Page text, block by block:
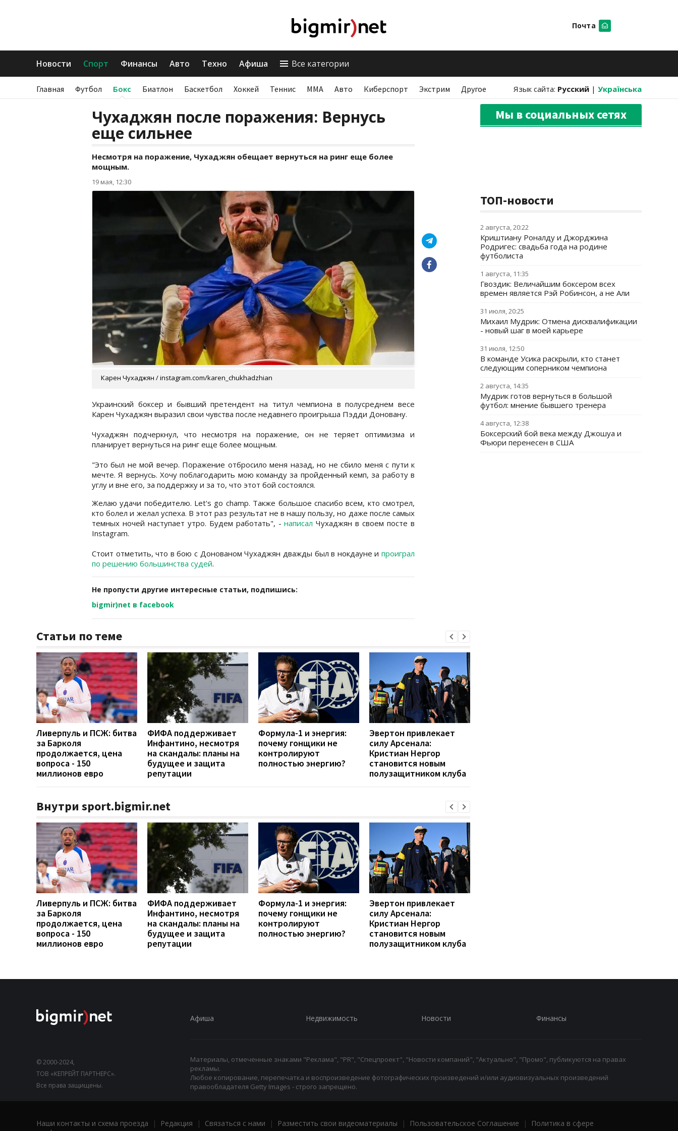
Почта
Новости Спорт Финансы Авто Техно Афиша Все категории
Главная Футбол Бокс Биатлон Баскетбол Хоккей Теннис ММА Авто Киберспорт Экстрим Другое Язык сайта: Русский | Українська
Чухаджян после поражения: Вернусь
еще сильнее
Несмотря на поражение, Чухаджян обещает вернуться на ринг еще более
мощным.
19 мая, 12:30
Карен Чухаджян / instagram.com/karen_chukhadzhian
Украинский боксер и бывший претендент на титул чемпиона в полусреднем весе
Карен Чухаджян выразил свои чувства после недавнего проигрыша Пэдди Доновану.
Чухаджян подчеркнул, что несмотря на поражение, он не теряет оптимизма и
планирует вернуться на ринг еще более мощным.
"Это был не мой вечер. Поражение отбросило меня назад, но не сбило меня с пути к
мечте. Я вернусь. Хочу поблагодарить мою команду за пройденный кемп, за работу в
углу и вне его, за поддержку и за то, что этот бой состоялся.
Желаю удачи победителю. Let's go champ. Также большое спасибо всем, кто смотрел,
кто болел и желал успеха. В этот раз результат не в нашу пользу, но даже после самых
темных ночей наступает утро. Будем работать", -написал Чухаджян в своем посте в
Instagram.
Стоит отметить, что в бою с Донованом Чухаджян дважды был в нокдауне и проиграл
по решению большинства судей.
Не пропусти другие интересные статьи, подпишись:
bigmir)net в facebook
Статьи по теме
Ливерпуль и ПСЖ: битва
за Барколя
продолжается, цена
вопроса - 150
миллионов евро
ФИФА поддерживает
Инфантино, несмотря
на скандалы: планы на
будущее и защита
репутации
Формула-1 и энергия:
почему гонщики не
контролируют
полностью энергию?
Эвертон привлекает
силу Арсенала:
Кристиан Нергор
становится новым
полузащитником клуба
Внутри sport.bigmir.net
Ливерпуль и ПСЖ: битва
за Барколя
продолжается, цена
вопроса - 150
миллионов евро
ФИФА поддерживает
Инфантино, несмотря
на скандалы: планы на
будущее и защита
репутации
Формула-1 и энергия:
почему гонщики не
контролируют
полностью энергию?
Эвертон привлекает
силу Арсенала:
Кристиан Нергор
становится новым
полузащитником клуба
Мы в социальных сетях
ТОП-новости
2 августа, 20:22
Криштиану Роналду и Джорджина
Родригес: свадьба года на родине
футболиста
1 августа, 11:35
Гвоздик: Величайшим боксером всех
времен является Рэй Робинсон, а не Али
31 июля, 20:25
Михаил Мудрик: Отмена дисквалификации
- новый шаг в моей карьере
31 июля, 12:50
В команде Усика раскрыли, кто станет
следующим соперником чемпиона
2 августа, 14:35
Мудрик готов вернуться в большой
футбол: мнение бывшего тренера
4 августа, 12:38
Боксерский бой века между Джошуа и
Фьюри перенесен в США
© 2000-2024,
ТОВ «КЕПРЕЙТ ПАРТНЕРС».
Все права защищены.
Афиша Недвижимость Новости Финансы
Материалы, отмеченные знаками "Реклама", "PR", "Спецпроект", "Новости компаний", "Актуально", "Промо", публикуются на правах
рекламы.
Любое копирование, перепечатка и воспроизведение фотографических произведений и/или аудиовизуальных произведений
правообладателя Getty Images - строго запрещено.
Наши контакты и схема проезда | Редакция | Связаться с нами | Разместить свои видеоматериалы | Пользовательское Соглашение |
Политика в сфере